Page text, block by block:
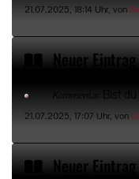
21.07.2025, 18:14 Uhr, von
Neuer Eintrag
Kommentar: Bist
21.07.2025, 17:07 Uhr, von
Neuer Eintrag